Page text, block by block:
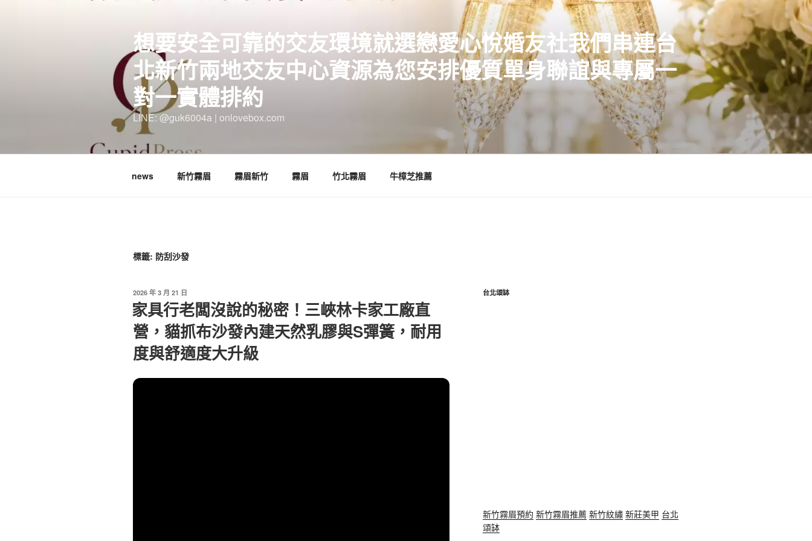
想要安全可靠的交友環境就選戀愛心悅婚友社我們串連台
北新竹兩地交友中心資源為您安排優質單身聯誼與專屬一
對一實體排約
LINE: @guk6004a | onlovebox.com
news 新竹霧眉 霧眉新竹 霧眉 竹北霧眉 牛樟芝推薦
標籤: 防刮沙發
發
佈
於
2026 年 3 月 21 日
家具行老闆沒說的秘密！三峽林卡家工廠直
營，貓抓布沙發內建天然乳膠與S彈簧，耐用
度與舒適度大升級
台北頌缽
新竹霧眉預約 新竹霧眉推薦 新竹紋繡 新莊美甲 台北
頌缽